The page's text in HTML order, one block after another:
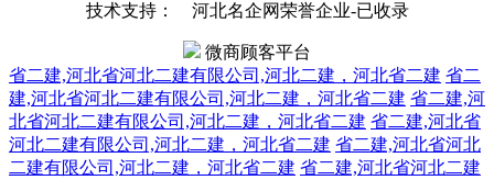
技术支持： 河北名企网荣誉企业-已收录
微商顾客平台
省二建,河北省河北二建有限公司,河北二建，河北省二建 省二
建,河北省河北二建有限公司,河北二建，河北省二建 省二建,河
北省河北二建有限公司,河北二建，河北省二建 省二建,河北省
河北二建有限公司,河北二建，河北省二建 省二建,河北省河北
二建有限公司,河北二建，河北省二建 省二建,河北省河北二建